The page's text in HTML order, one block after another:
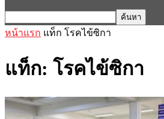
หน้าแรก แท็ก โรคไข้ซิกา
แท็ก: โรคไข้ซิกา